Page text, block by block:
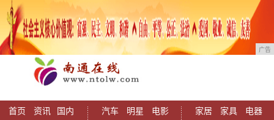
广告
首页 资讯
国内
汽车 明星
电影
家居 家具
电器